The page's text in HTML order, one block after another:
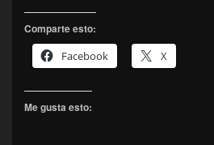
Comparte esto:
Facebook
X
Me gusta esto: